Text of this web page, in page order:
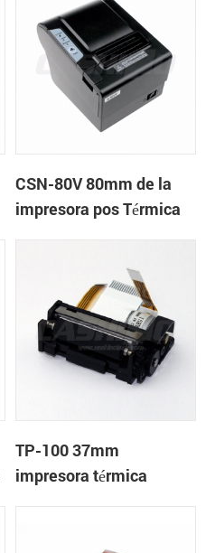
CSN-80V 80mm de la
impresora pos Térmica
TP-100 37mm
impresora térmica